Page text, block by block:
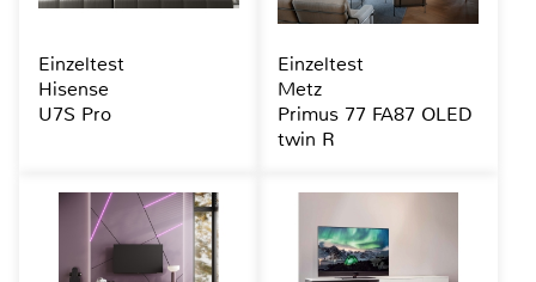
Einzeltest
Hisense
U7S Pro
Einzeltest
Metz
Primus 77 FA87 OLED
twin R